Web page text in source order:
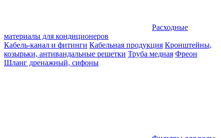
Расходные
материалы для кондиционеров
Кабель-канал и фитинги Кабельная продукция Кронштейны,
козырьки, антивандальные решетки Труба медная Фреон
Шланг дренажный, сифоны